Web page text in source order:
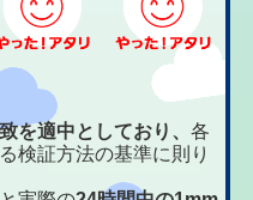
を適中としており、各
検証方法の基準に則り